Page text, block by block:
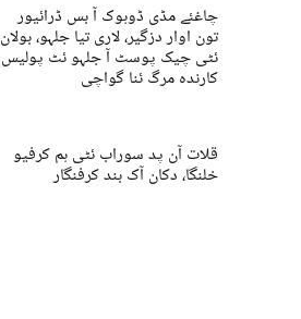
چاغئے مڈی ڈوہوک آ بس ڈرائیور
تون اوار دزگیر، لاری تیا جلہو، بولان
ئٹی چیک پوسٹ آ جلہو ئٹ پولیس
کارندہ مرگ ئنا گواچی
قلات آن پد سوراب ئٹی ہم کرفیو
خلنگا، دکان آک بند کرفنگار